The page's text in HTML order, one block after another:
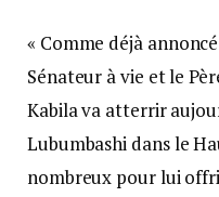
« Comme déjà
Sénateur à vie et le
Kabila va atterrir
Lubumbashi dans le
nombreux pour lui